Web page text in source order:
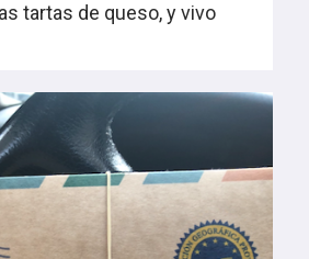
tartas de queso, y vivo